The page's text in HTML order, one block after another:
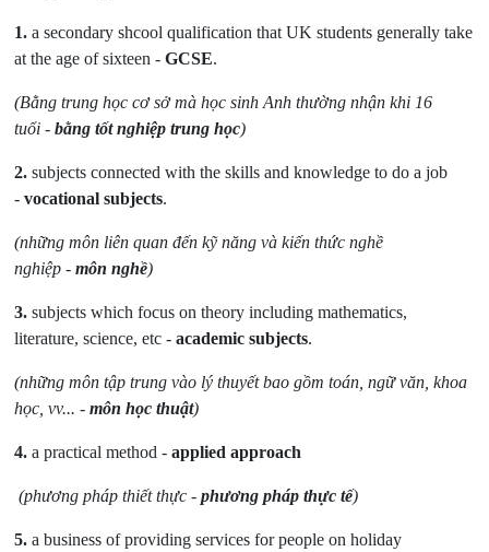
1. a secondary shcool qualification that UK students generally take
at the age of sixteen -GCSE.
(Bằng trung học cơ sở mà học sinh Anh thường nhận khi 16
tuổi -bằng tốt nghiệp trung học)
2. subjects connected with the skills and knowledge to do a job
-vocational subjects.
(những môn liên quan đến kỹ năng và kiến thức nghề
nghiệp -môn nghề)
3. subjects which focus on theory including mathematics,
literature, science, etc -academic subjects.
(những môn tập trung vào lý thuyết bao gồm toán, ngữ văn, khoa
học, vv... -môn học thuật)
4. a practical method -applied approach
(phương pháp thiết thực -phương pháp thực tế)
5. a business of providing services for people on holiday